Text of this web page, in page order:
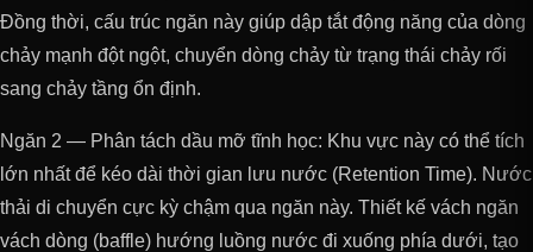
Đồng thời, cấu trúc ngăn này giúp dập tắt động năng của dòng
chảy mạnh đột ngột, chuyển dòng chảy từ trạng thái chảy rối
sang chảy tầng ổn định.
Ngăn 2 — Phân tách dầu mỡ tĩnh học: Khu vực này có thể tích
lớn nhất để kéo dài thời gian lưu nước (Retention Time). Nước
thải di chuyển cực kỳ chậm qua ngăn này. Thiết kế vách ngăn
vách dòng (baffle) hướng luồng nước đi xuống phía dưới, tạo